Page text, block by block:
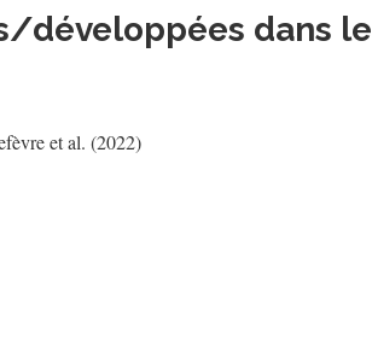
développées dans le
et al. (2022)